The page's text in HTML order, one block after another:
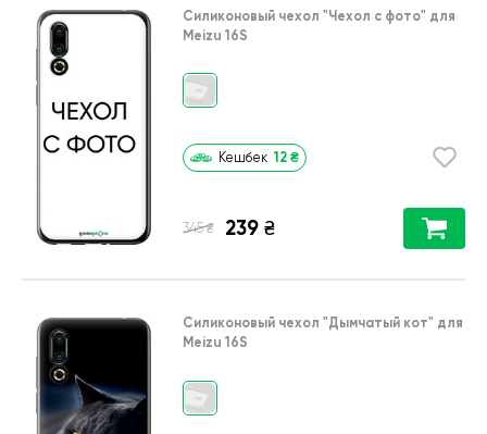
Силиконовый чехол "Чехол с фото" для
Meizu 16S
Кешбек 12 ₴
345 ₴ 239 ₴
Силиконовый чехол "Дымчатый кот" для
Meizu 16S